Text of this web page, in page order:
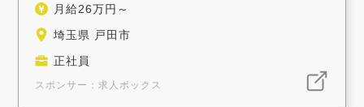
月給26万円～
埼玉県 戸田市
正社員
スポンサー：求人ボックス